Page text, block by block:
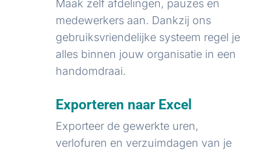
Maak zelf afdelingen, pauzes en
medewerkers aan. Dankzij ons
gebruiksvriendelijke systeem regel je
alles binnen jouw organisatie in een
handomdraai.
Exporteren naar Excel
Exporteer de gewerkte uren,
verlofuren en verzuimdagen van je